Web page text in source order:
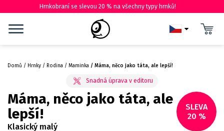
Hrnkobraní se slevou 20 % na všechny typy hrnků!
Domů Hrnky Rodina Maminka Máma, něco jako táta, ale lepší!
SLEVA
20 %
Máma, něco jako táta, ale
lepší!
Klasický malý